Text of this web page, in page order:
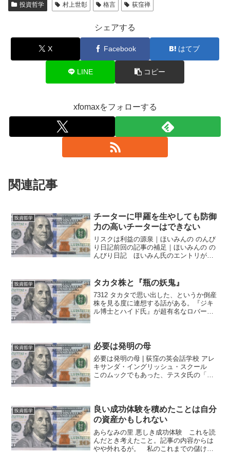
投資哲学 村上世彰 格言 荻窪禅
シェアする
X Facebook はてブ
LINE コピー
xfomaxをフォローする
関連記事
投資哲学
チーターに甲羅を生やしても防御
力の高いチーターはできない
リスクは利益の源泉｜ほいみんの のんび
り日記前回の記事の補足｜ほいみんの の
んびり日記 ほいみん氏のエントリが印
落ちやすくすることができるかもしれな
いたとえを、ひとつ思...
投資哲学 タカタ株と『瓶の妖鬼』
7312 タカタで思い出した、というか倒産
株を見る度に連想する話がある。『ジキ
ル博士とハイド氏』が超有名なロバー
願いなら、何でも叶え...
投資哲学 必要は発明の母
必要は発明の母 | 荻窪の英会話学校 アレ
キサンダ・イングリッシュ・スクール
このムックでもあった、テスタ氏の「モ
思ったが、よく考え...
投資哲学
良い成功体験を積めたことは自分
の資産かもしれない
あらなみの里 悪しき成功体験 これを読
んだとき考えたこと。記事の内容からは
やや外れるが。 私のこれまでの儲けた